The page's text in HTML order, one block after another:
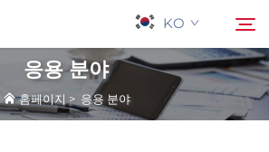
KO
응용 분야
홈페이지 > 응용 분야